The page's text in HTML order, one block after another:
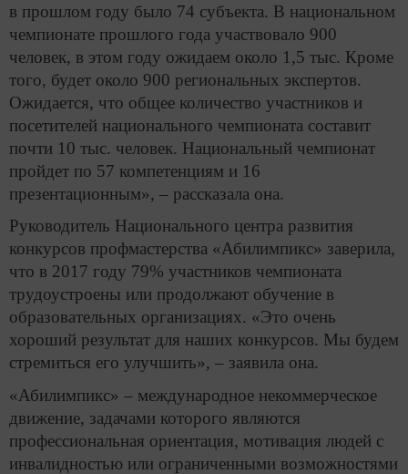
в прошлом году было 74 субъекта. В национальном
чемпионате прошлого года участвовало 900
человек, в этом году ожидаем около 1,5 тыс. Кроме
того, будет около 900 региональных экспертов.
Ожидается, что общее количество участников и
посетителей национального чемпионата составит
почти 10 тыс. человек. Национальный чемпионат
пройдет по 57 компетенциям и 16
презентационным», – рассказала она.
Руководитель Национального центра развития
конкурсов профмастерства «Абилимпикс» заверила,
что в 2017 году 79% участников чемпионата
трудоустроены или продолжают обучение в
образовательных организациях. «Это очень
хороший результат для наших конкурсов. Мы будем
стремиться его улучшить», – заявила она.
«Абилимпикс» – международное некоммерческое
движение, задачами которого являются
профессиональная ориентация, мотивация людей с
инвалидностью или ограниченными возможностями